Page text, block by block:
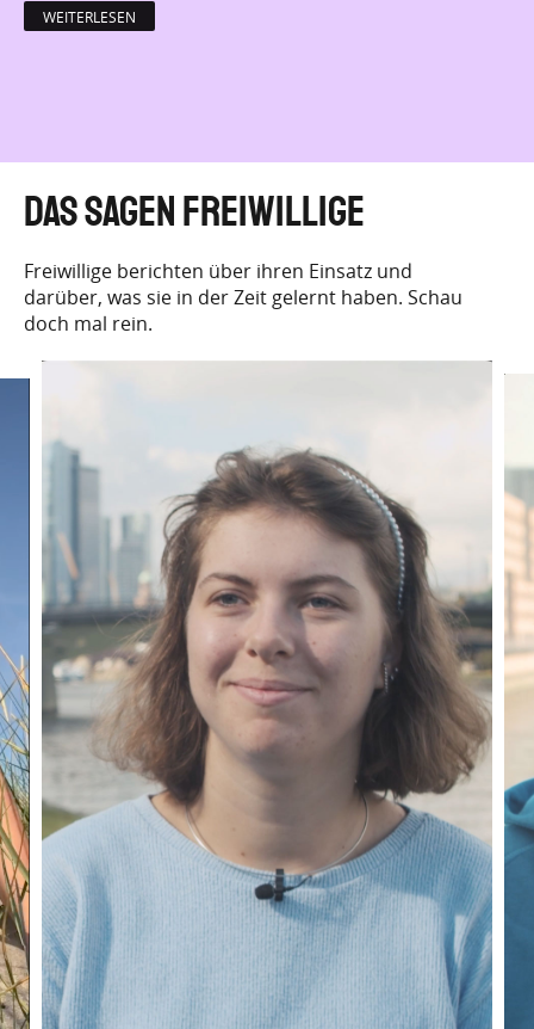
WEITERLESEN
Das sagen Freiwillige
Freiwillige berichten über ihren Einsatz und
darüber, was sie in der Zeit gelernt haben. Schau
doch mal rein.